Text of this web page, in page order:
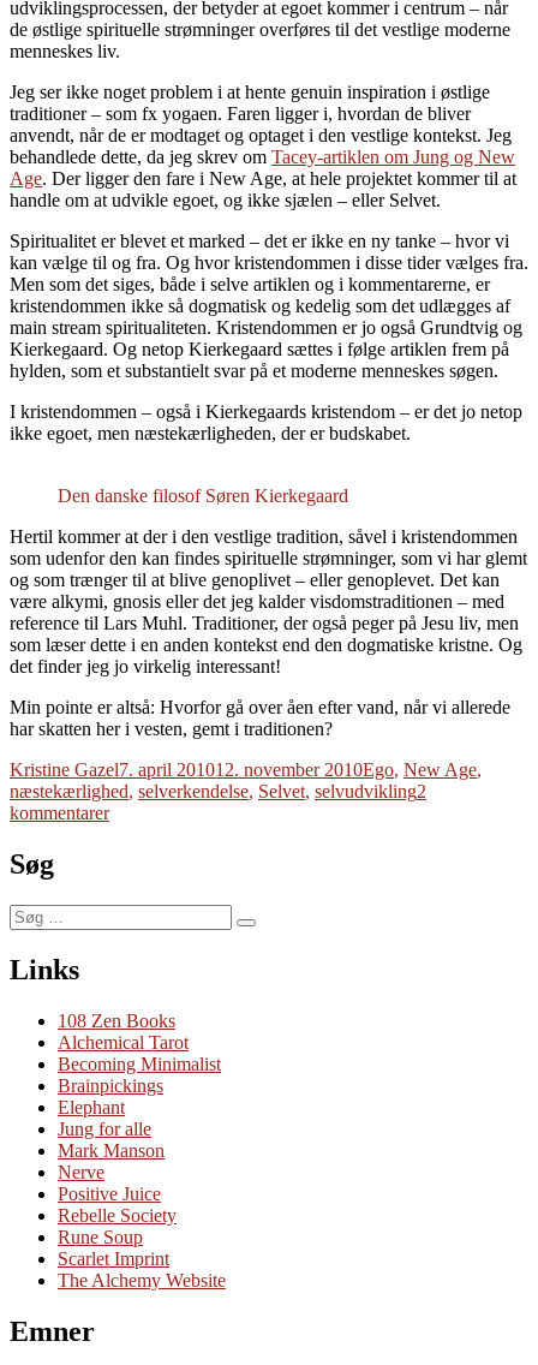
udviklingsprocessen, der betyder at egoet kommer i centrum – når
de østlige spirituelle strømninger overføres til det vestlige moderne
menneskes liv.
Jeg ser ikke noget problem i at hente genuin inspiration i østlige
traditioner – som fx yogaen. Faren ligger i, hvordan de bliver
anvendt, når de er modtaget og optaget i den vestlige kontekst. Jeg
behandlede dette, da jeg skrev om Tacey-artiklen om Jung og New
Age. Der ligger den fare i New Age, at hele projektet kommer til at
handle om at udvikle egoet, og ikke sjælen – eller Selvet.
Spiritualitet er blevet et marked – det er ikke en ny tanke – hvor vi
kan vælge til og fra. Og hvor kristendommen i disse tider vælges fra.
Men som det siges, både i selve artiklen og i kommentarerne, er
kristendommen ikke så dogmatisk og kedelig som det udlægges af
main stream spiritualiteten. Kristendommen er jo også Grundtvig og
Kierkegaard. Og netop Kierkegaard sættes i følge artiklen frem på
hylden, som et substantielt svar på et moderne menneskes søgen.
I kristendommen – også i Kierkegaards kristendom – er det jo netop
ikke egoet, men næstekærligheden, der er budskabet.
Den danske filosof Søren Kierkegaard
Hertil kommer at der i den vestlige tradition, såvel i kristendommen
som udenfor den kan findes spirituelle strømninger, som vi har glemt
og som trænger til at blive genoplivet – eller genoplevet. Det kan
være alkymi, gnosis eller det jeg kalder visdomstraditionen – med
reference til Lars Muhl. Traditioner, der også peger på Jesu liv, men
som læser dette i en anden kontekst end den dogmatiske kristne. Og
det finder jeg jo virkelig interessant!
Min pointe er altså: Hvorfor gå over åen efter vand, når vi allerede
har skatten her i vesten, gemt i traditionen?
Forfatter
Kristine GazelUdgivet
7. april 201012. november 2010Tags
Ego, New Age,
næstekærlighed, selverkendelse, Selvet, selvudvikling2
kommentarertil
Søg
Søg
efter:
Søg
Links
108 Zen Books
Alchemical Tarot
Becoming Minimalist
Brainpickings
Elephant
Jung for alle
Mark Manson
Nerve
Positive Juice
Rebelle Society
Rune Soup
Scarlet Imprint
The Alchemy Website
Emner